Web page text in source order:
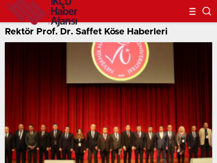
Rektör Prof. Dr. Saffet Köse Haberleri